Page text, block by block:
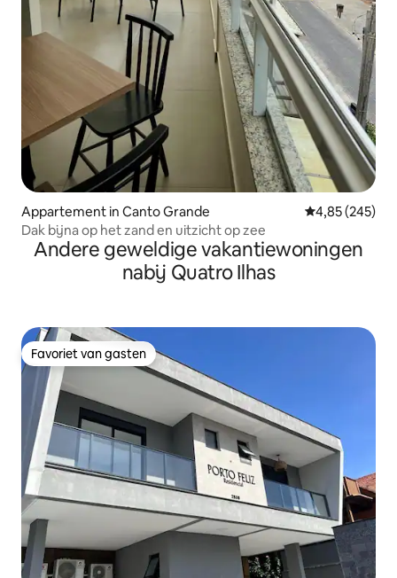
Appartement in Canto Grande Gemiddelde
4,85 (245)
Dak bijna op het zand en uitzicht op zee
Andere geweldige vakantiewoningen
nabij Quatro Ilhas
Favoriet van gasten
Favoriet van gasten